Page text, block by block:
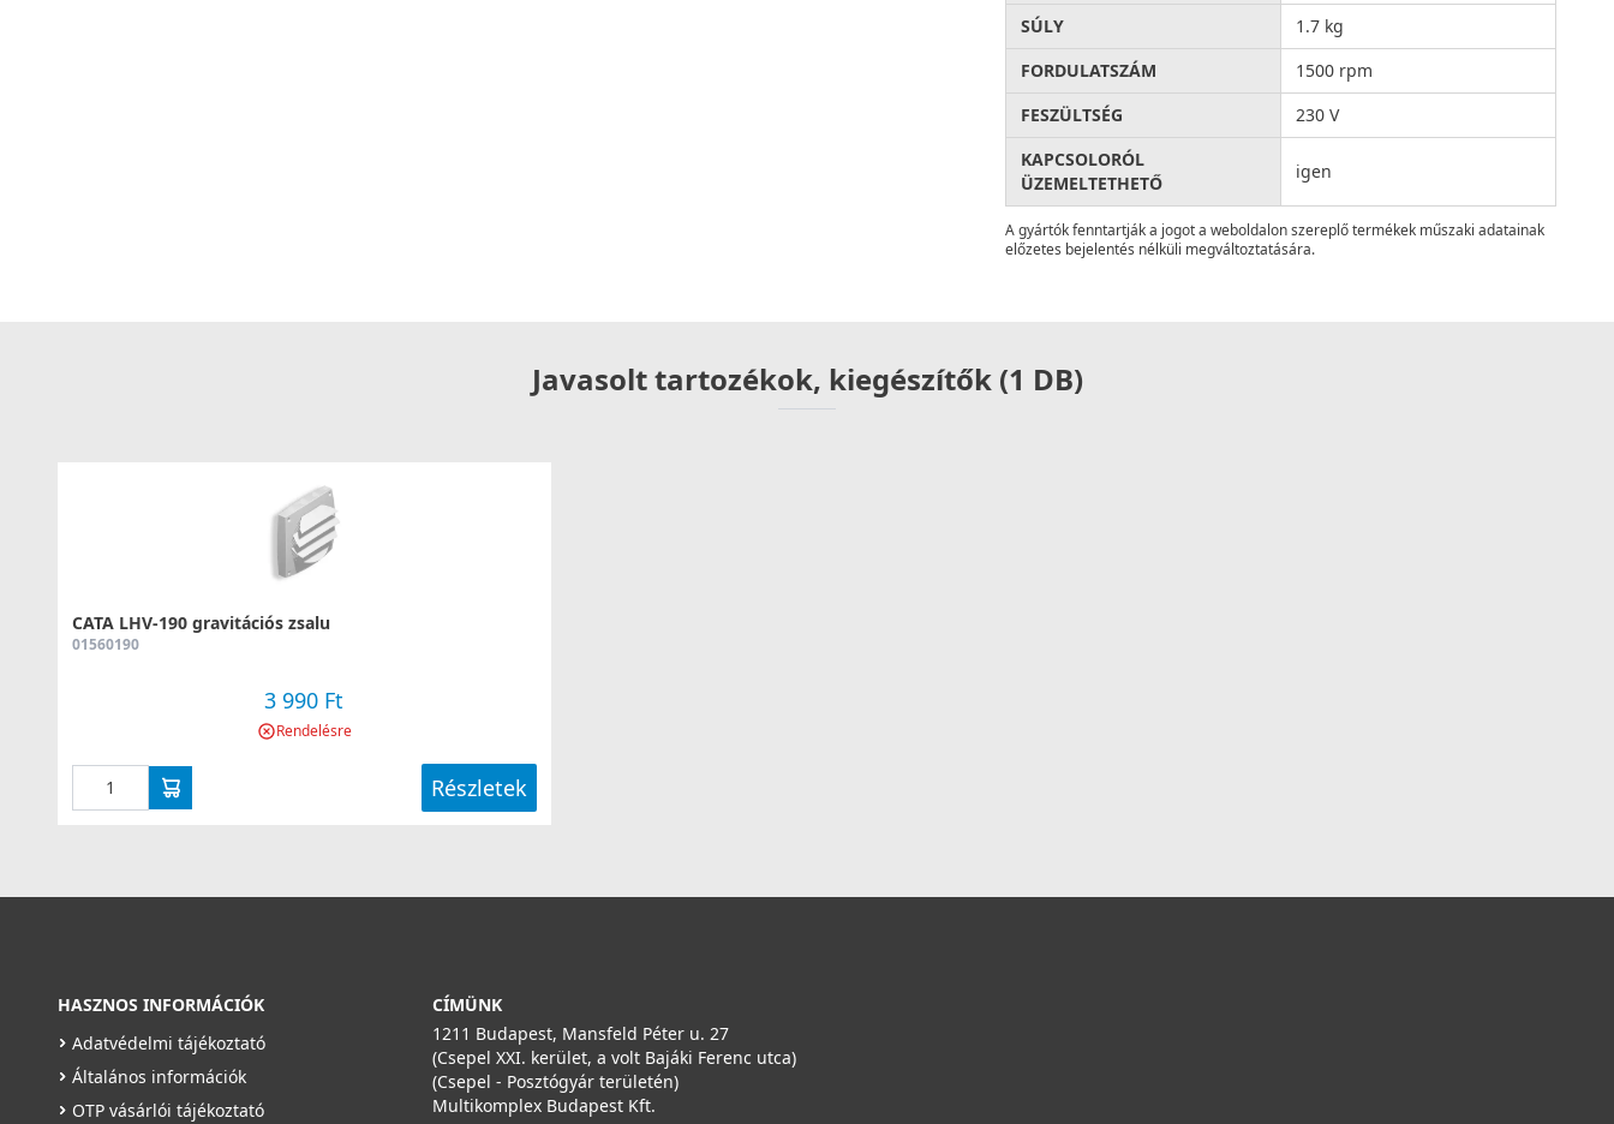
SÚLY
1.7 kg
FORDULATSZÁM
1500 rpm
FESZÜLTSÉG
230 V
KAPCSOLORÓL
ÜZEMELTETHETŐ
igen
A gyártók fenntartják a jogot a weboldalon szereplő termékek műszaki adatainak
előzetes bejelentés nélküli megváltoztatására.
Javasolt tartozékok, kiegészítők (1 DB)
CATA LHV-190 gravitációs zsalu
01560190
3 990 Ft
Rendelésre
Részletek
HASZNOS INFORMÁCIÓK
Adatvédelmi tájékoztató
Általános információk
OTP vásárlói tájékoztató
CÍMÜNK
1211 Budapest, Mansfeld Péter u. 27
(Csepel XXI. kerület, a volt Bajáki Ferenc utca)
(Csepel - Posztógyár területén)
Multikomplex Budapest Kft.